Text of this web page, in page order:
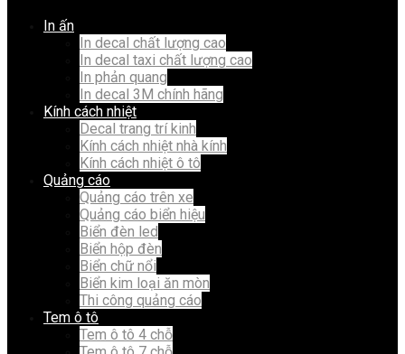
In ấn
In decal chất lượng cao
In decal taxi chất lượng cao
In phản quang
In decal 3M chính hãng
Kính cách nhiệt
Decal trang trí kinh
Kính cách nhiệt nhà kính
Kính cách nhiệt ô tô
Quảng cáo
Quảng cáo trên xe
Quảng cáo biển hiệu
Biển đèn led
Biển hộp đèn
Biển chữ nổi
Biển kim loại ăn mòn
Thi công quảng cáo
Tem ô tô
Tem ô tô 4 chỗ